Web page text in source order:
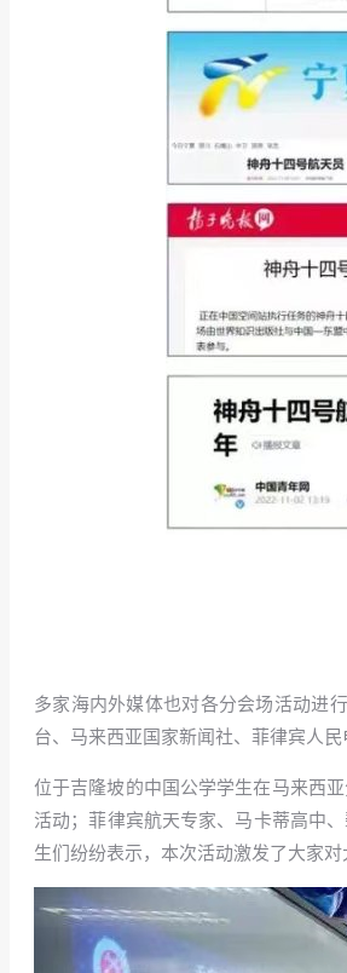
多家海内外媒体也对各分会场活动进
台、马来西亚国家新闻社、菲律宾人民
位于吉隆坡的中国公学学生在马来西
活动；菲律宾航天专家、马卡蒂高中
生们纷纷表示，本次活动激发了大家